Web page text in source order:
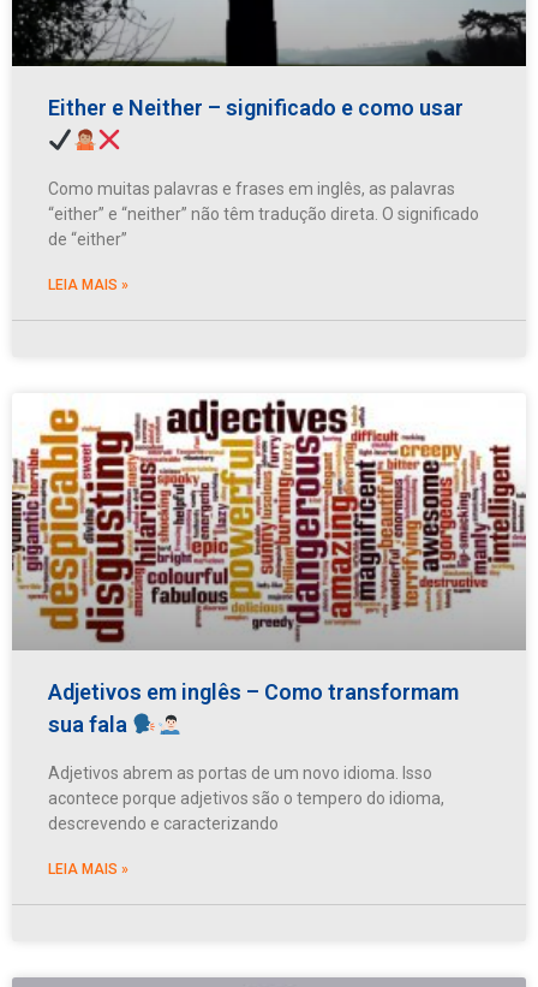
Either e Neither – significado e como usar
Como muitas palavras e frases em inglês, as palavras
“either” e “neither” não têm tradução direta. O significado
de “either”
LEIA MAIS »
Adjetivos em inglês – Como transformam
sua fala
Adjetivos abrem as portas de um novo idioma. Isso
acontece porque adjetivos são o tempero do idioma,
descrevendo e caracterizando
LEIA MAIS »